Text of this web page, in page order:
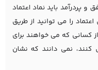
پردرآمد باید نماد اعتماد
را می توانید از طریق
کسانی که می خواهند برای
نمی دانند که نشان